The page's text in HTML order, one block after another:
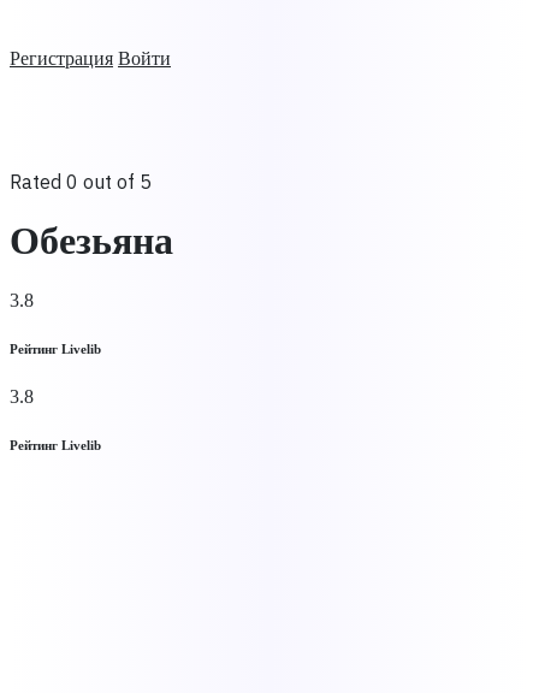
Регистрация Войти
Rated 0 out of 5
Обезьяна
3.8
Рейтинг Livelib
3.8
Рейтинг Livelib